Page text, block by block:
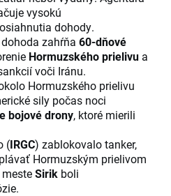
vysokú
dohody.
zahŕňa 60-dňové
Hormuzského prielivu a
voči Iránu.
Hormuzského prielivu
sily počas noci
bojové drony, ktoré mierili
(IRGC) zablokovalo tanker,
Hormuzským prielivom
Sirik boli